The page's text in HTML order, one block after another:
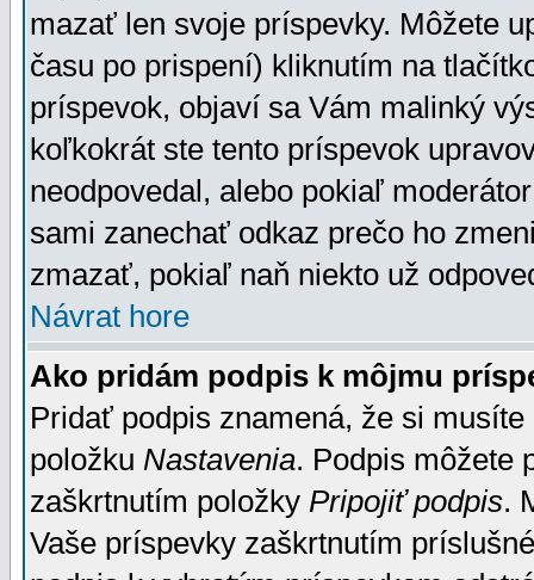
mazať len svoje príspevky. Môžete
času po prispení) kliknutím na
príspevok, objaví sa Vám malinký
koľkokrát ste tento príspevok
neodpovedal, alebo pokiaľ
sami zanechať odkaz prečo ho
zmazať, pokiaľ naň niekto už
Návrat hore
Ako pridám podpis k môjmu
Pridať podpis znamená, že si
položku Nastavenia. Podpis môžete
zaškrtnutím položky Pripojiť podpis.
Vaše príspevky zaškrtnutím